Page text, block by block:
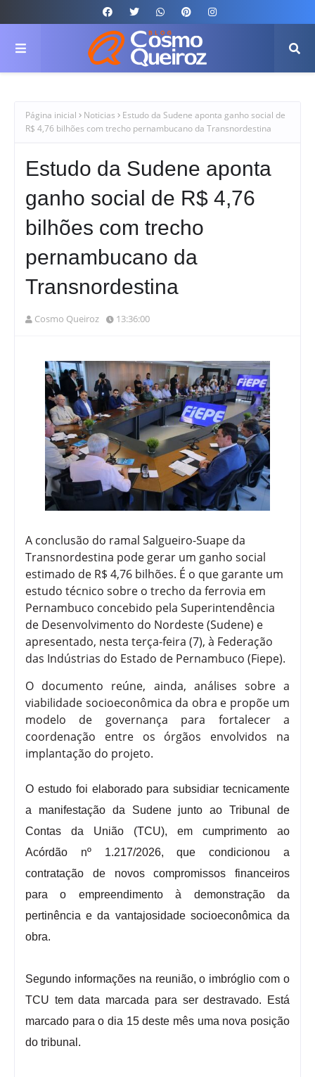
Página inicial Noticias
Estudo da Sudene aponta ganho social de
R$ 4,76 bilhões com trecho pernambucano da Transnordestina
Estudo da Sudene aponta
ganho social de R$ 4,76
bilhões com trecho
pernambucano da
Transnordestina
Cosmo Queiroz 13:36:00
A conclusão do ramal Salgueiro-Suape da
Transnordestina pode gerar um ganho social
estimado de R$ 4,76 bilhões. É o que garante um
estudo técnico sobre o trecho da ferrovia em
Pernambuco concebido pela Superintendência
de Desenvolvimento do Nordeste (Sudene) e
apresentado, nesta terça-feira (7), à Federação
das Indústrias do Estado de Pernambuco (Fiepe).
O documento reúne, ainda, análises sobre a
viabilidade socioeconômica da obra e propõe um
modelo de governança para fortalecer a
coordenação entre os órgãos envolvidos na
implantação do projeto.
O estudo foi elaborado para subsidiar tecnicamente
a manifestação da Sudene junto ao Tribunal de
Contas da União (TCU), em cumprimento ao
Acórdão nº 1.217/2026, que condicionou a
contratação de novos compromissos financeiros
para o empreendimento à demonstração da
pertinência e da vantajosidade socioeconômica da
obra.
Segundo informações na reunião, o imbróglio com o
TCU tem data marcada para ser destravado. Está
marcado para o dia 15 deste mês uma nova posição
do tribunal.